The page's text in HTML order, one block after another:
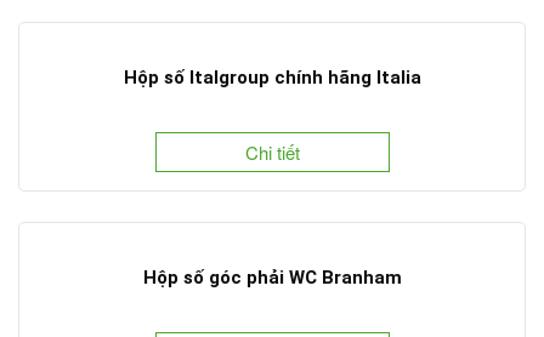
Hộp số Italgroup chính hãng Italia
Chi tiết
Hộp số góc phải WC Branham